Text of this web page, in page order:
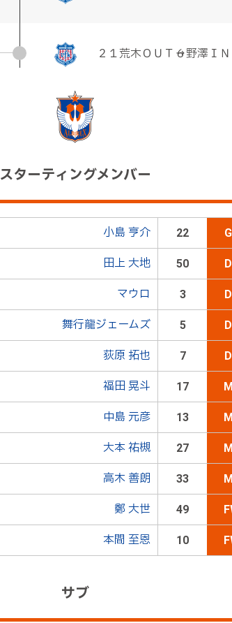
２１荒木ＯＵＴ→６野澤ＩＮ
シルビーニョが右サイド
ボールはニアサイドへ向
飲水タイムが終了し、プレーが再開
７荻原ＯＵＴ→２新井ＩＮ
３３高木ＯＵＴ→２４ロメロ
７中山ＯＵＴ→１４武田ＩＮ
飲水タイムのため、一時的にプレー
右ＣＫを獲得。キッカー
てしまう
ドゥドゥが得点
ゴール！！！高木がパス
れる。これがゴール前で
スターティングメンバー
22
小島 亨介
50
田上 大地
3
マウロ
5
舞行龍ジェームズ
7
荻原 拓也
17
福田 晃斗
13
中島 元彦
27
大本 祐槻
33
高木 善朗
49
鄭 大世
10
本間 至恩
サブ